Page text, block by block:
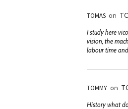
TOMAS on
I study here
vision, the
labour time
TOMMY on
History what